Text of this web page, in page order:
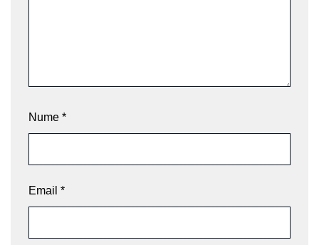
Nume *
Email *